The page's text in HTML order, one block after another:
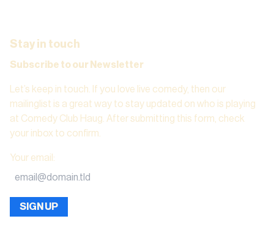
Stay in touch
Subscribe to our Newsletter
Let’s keep in touch. If you love live comedy, then our
mailinglist is a great way to stay updated on who is playing
at Comedy Club Haug. After submitting this form, check
your inbox to confirm.
Your email :
SIGN UP